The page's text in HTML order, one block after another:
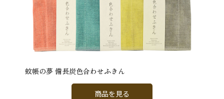
蚊帳の夢 備長炭色合わせふきん
商品を見る